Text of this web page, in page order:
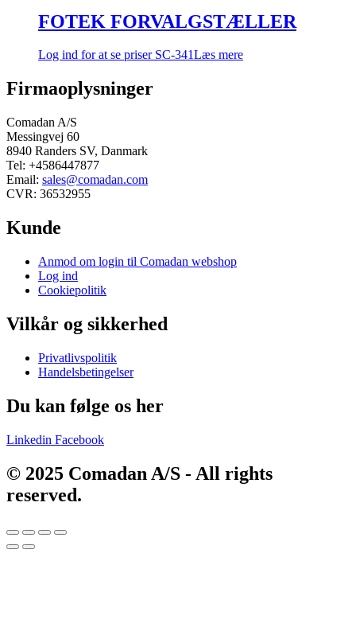
FOTEK FORVALGSTÆLLER
Log ind for at se priserSC-341Læs mere
Firmaoplysninger
Comadan A/S
Messingvej 60
8940 Randers SV, Danmark
Tel: +4586447877
Email: sales@comadan.com
CVR: 36532955
Kunde
Main
Menu
Anmod om login til Comadan webshop
Log ind
Cookiepolitik
Vilkår og sikkerhed
Main
Menu
Privatlivspolitik
Handelsbetingelser
Du kan følge os her
Linkedin Facebook
© 2025 Comadan A/S - All rights
reserved.